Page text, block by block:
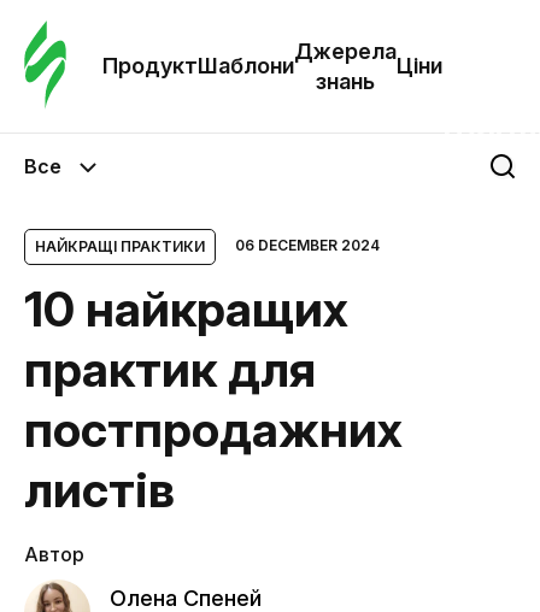
ПродуктШаблони
Джерела
знань
Ціни
Все
НАЙКРАЩІ ПРАКТИКИ 06 DECEMBER 2024
10 найкращих
практик для
постпродажних
листів
Автор
Олена Спеней